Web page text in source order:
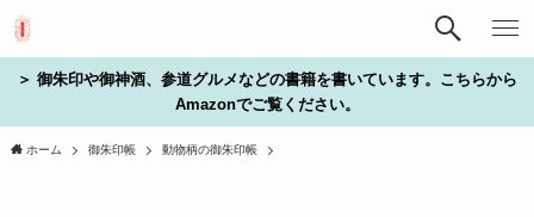
＞ 御朱印や御神酒、参道グルメなどの書籍を書いています。こちらから
Amazonでご覧ください。
ホーム 御朱印帳 動物柄の御朱印帳